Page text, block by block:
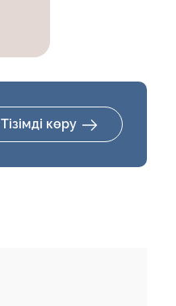
Тізімді көру